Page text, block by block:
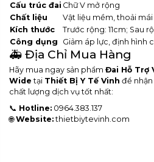
Cấu trúc đai Chữ V mở rộng
Chất liệu
Vật liệu mềm, thoải mái
Kích thước
Trước rộng: 11cm; Sau
Công dụng
Giảm áp lực, định hình
🚑 Địa Chỉ Mua Hàng
Hãy mua ngay sản phẩm Đai Hỗ Trợ
Wide tại Thiết Bị Y Tế Vinh để
chất lượng dịch vụ tốt nhất:
📞 Hotline: 0964.383.137
🌐Website: thietbiytevinh.com